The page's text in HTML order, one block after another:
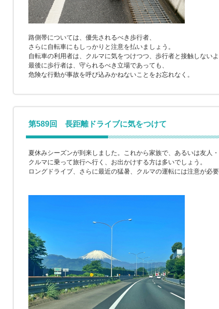
路側帯については、優先されるべき歩行者、
さらに自転車にもしっかりと注意を払いましょう。
自転車の利用者は、クルマに気をつけつつ、歩行者と接触しない
最後に歩行者は、守られるべき立場であっても、
危険な行動が事故を呼び込みかねないことをお忘れなく。
第589回 長距離ドライブに気をつけて
夏休みシーズンが到来しました。これから家族で、あるいは友人
クルマに乗って旅行へ行く、お出かけする方は多いでしょう。
ロングドライブ、さらに最近の猛暑、クルマの運転には注意が必